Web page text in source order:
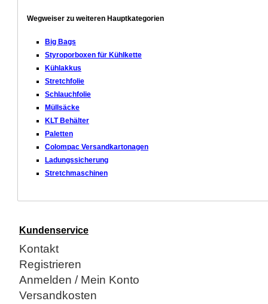
Wegweiser zu weiteren Hauptkategorien
Big Bags
Styroporboxen für Kühlkette
Kühlakkus
Stretchfolie
Schlauchfolie
Müllsäcke
KLT Behälter
Paletten
Colompac Versandkartonagen
Ladungssicherung
Stretchmaschinen
Kundenservice
Kontakt
Registrieren
Anmelden / Mein Konto
Versandkosten